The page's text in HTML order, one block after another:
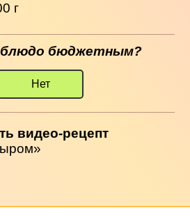
г
бюджетным?
Нет
видео-рецепт